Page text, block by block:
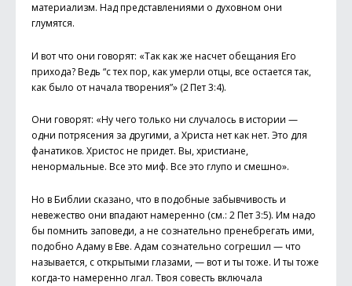
материализм. Над представлениями о духовном они
глумятся.
И вот что они говорят: «Так как же насчет обещания Его
прихода? Ведь “с тех пор, как умерли отцы, все остается так,
как было от начала творения”» (2 Пет 3:4).
Они говорят: «Ну чего только ни случалось в истории —
одни потрясения за другими, а Христа нет как нет. Это для
фанатиков. Христос не придет. Вы, христиане,
ненормальные. Все это миф. Все это глупо и смешно».
Но в Библии сказано, что в подобные забывчивость и
невежество они впадают намеренно (см.: 2 Пет 3:5). Им надо
бы помнить заповеди, а не сознательно пренебрегать ими,
подобно Адаму в Еве. Адам сознательно согрешил — что
называется, с открытыми глазами, — вот и ты тоже. И ты тоже
когда-то намеренно лгал. Твоя совесть включала